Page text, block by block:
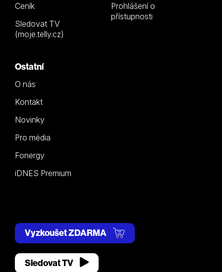
Ceník
Sledovat TV
(moje.telly.cz)
Prohlášení o
přístupnosti
Ostatní
O nás
Kontakt
Novinky
Pro média
Fonergy
iDNES Premium
Vyzkoušet ZDARMA
Sledovat TV